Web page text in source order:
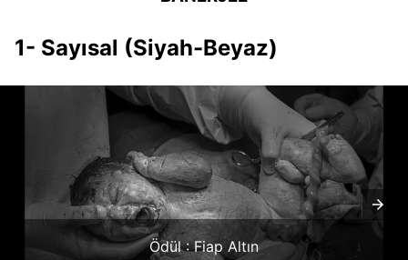
1- Sayısal (Siyah-Beyaz)
Ödül : Fiap Altın